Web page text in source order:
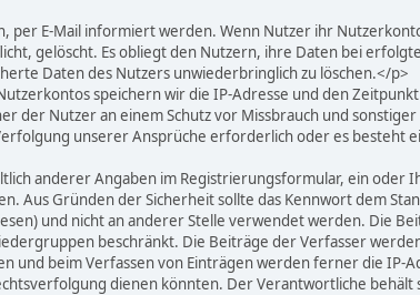
per E-Mail informiert werden. Wenn Nutzer ihr
gelöscht. Es obliegt den Nutzern, ihre Daten bei
Daten des Nutzers unwiederbringlich zu löschen.</p>
speichern wir die IP-Adresse und den
der Nutzer an einem Schutz vor Missbrauch und sonstiger
unserer Ansprüche erforderlich oder es besteht
anderer Angaben im Registrierungsformular, ein oder
Aus Gründen der Sicherheit sollte das Kennwort dem
und nicht an anderer Stelle verwendet werden. Die
beschränkt. Die Beiträge der Verfasser
und beim Verfassen von Einträgen werden ferner die IP-
dienen könnten. Der Verantwortliche behält